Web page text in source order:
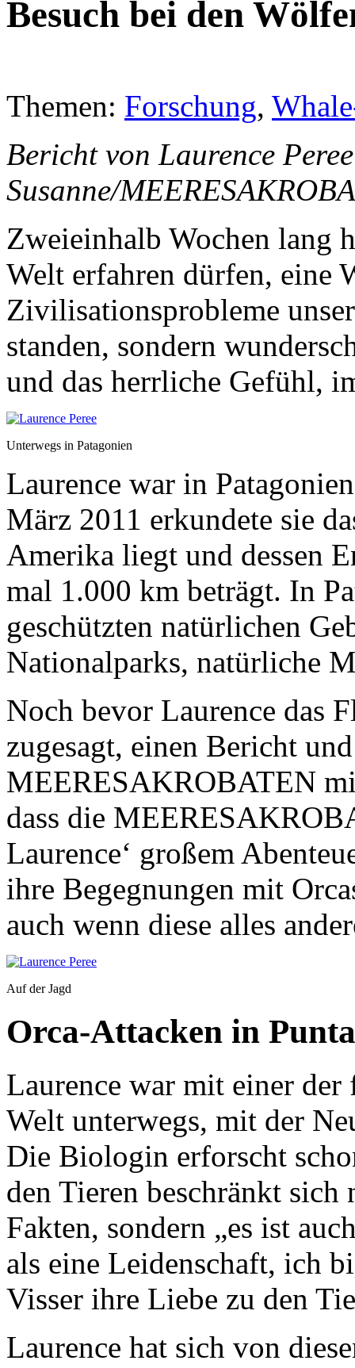
Besuch bei den
Themen: Forschung,
Bericht von Laurence
Susanne/
Zweieinhalb Wochen lang
Welt erfahren dürfen, eine
Zivilisationsprobleme
standen, sondern
und das herrliche Gefühl,
Unterwegs in Patagonien
Laurence war in
März 2011 erkundete sie
Amerika liegt und dessen
mal 1.000 km beträgt. In
geschützten natürlichen
Nationalparks, natürliche
Noch bevor Laurence das
zugesagt, einen Bericht
MEERESAKROBATEN
dass die
Laurence‘ großem
ihre Begegnungen mit
auch wenn diese alles
Auf der Jagd
Orca-Attacken in
Laurence war mit einer
Welt unterwegs, mit der
Die Biologin erforscht
den Tieren beschränkt
Fakten, sondern „es ist
als eine Leidenschaft, ich
Visser ihre Liebe zu den
Laurence hat sich von